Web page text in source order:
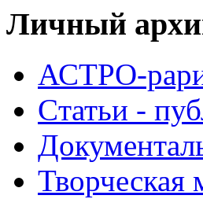
Личный
АСТРО-
Cтатьи -
Творческая